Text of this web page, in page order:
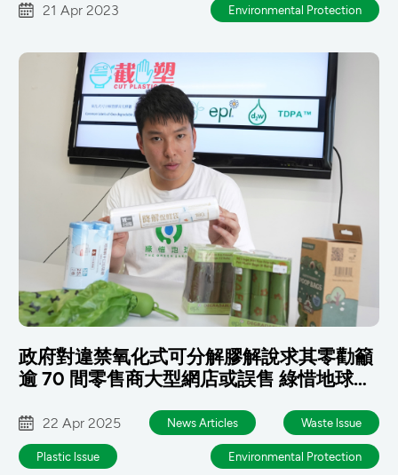
21 Apr 2023 Environmental Protection
政府對違禁氧化式可分解膠解說求其零勸籲
逾 70 間零售商大型網店或誤售 綠惜地球促
22 Apr 2025 News Articles Waste lssue
Plastic lssue Environmental Protection